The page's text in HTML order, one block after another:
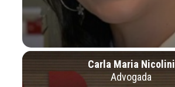
Carla Maria Nicolini
Advogada